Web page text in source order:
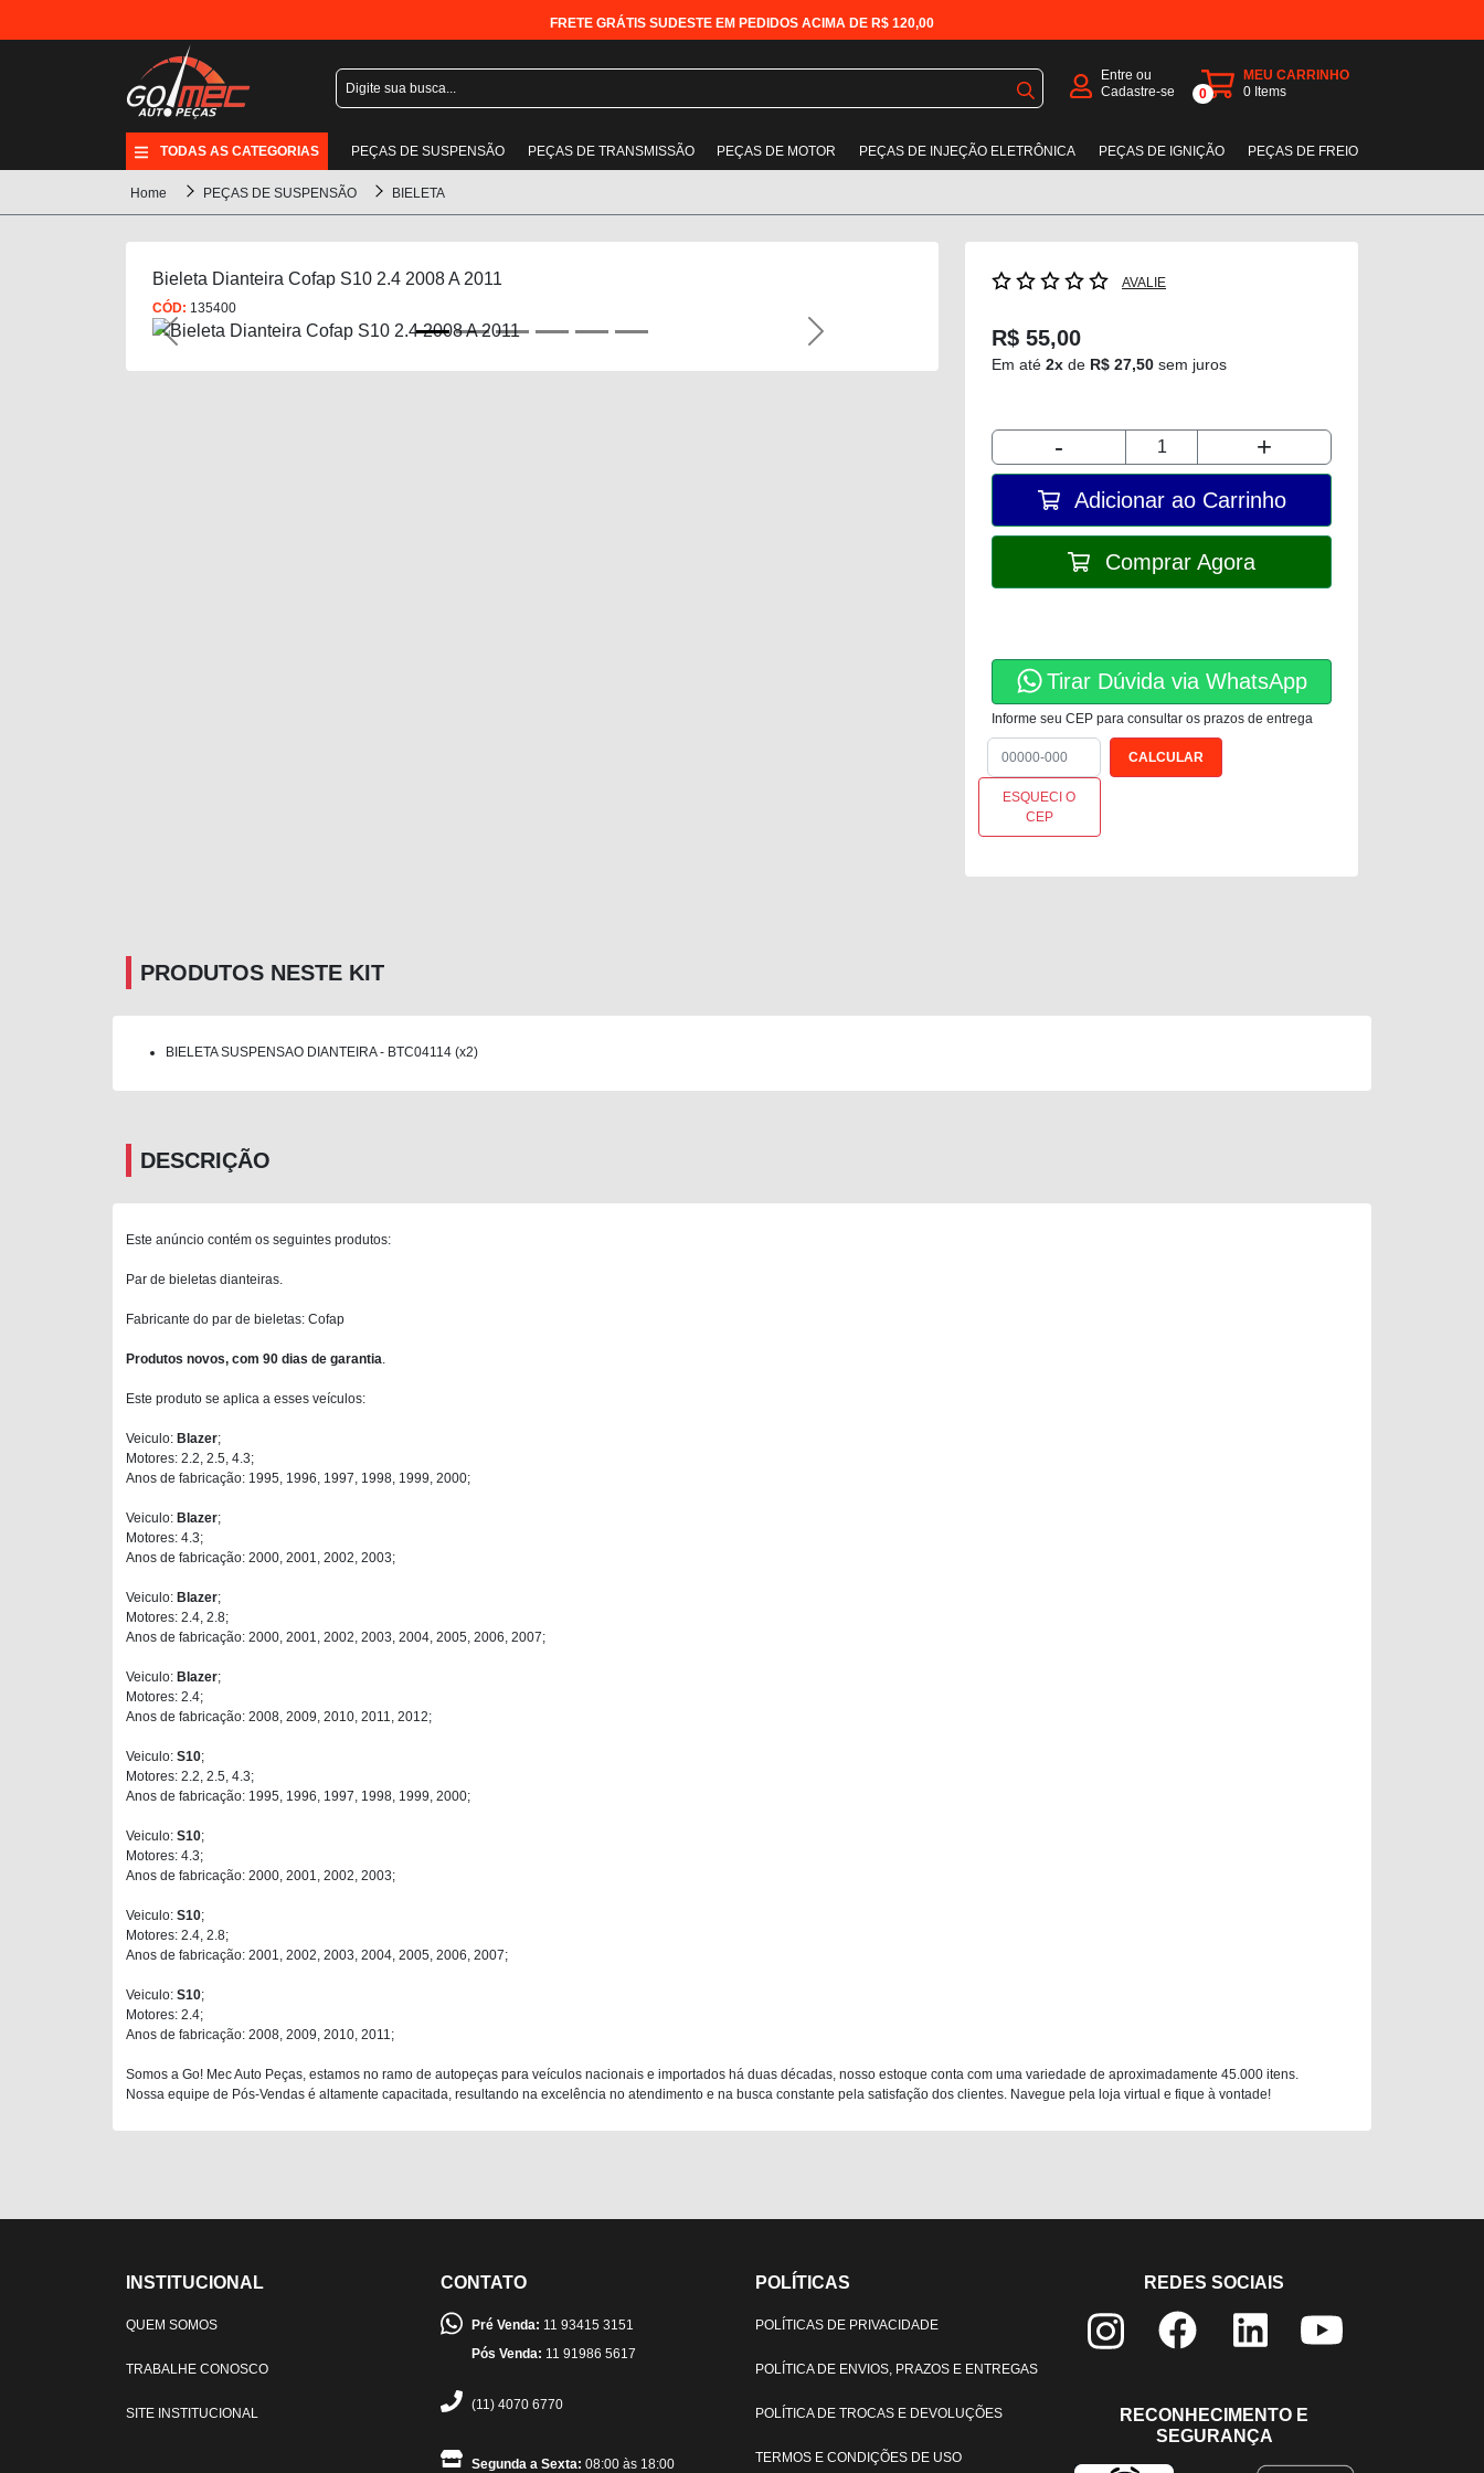
FRETE GRÁTIS SUDESTE EM PEDIDOS ACIMA DE R$ 120,00
Entre ou
Cadastre-se
0
MEU CARRINHO
0 Items
TODAS AS CATEGORIAS PEÇAS DE SUSPENSÃO PEÇAS DE TRANSMISSÃO PEÇAS DE MOTOR PEÇAS DE INJEÇÃO ELETRÔNICA PEÇAS DE IGNIÇÃO PEÇAS DE FREIO
Home PEÇAS DE SUSPENSÃO BIELETA
Bieleta Dianteira Cofap S10 2.4 2008 A 2011
CÓD: 135400
Previous Next
AVALIE
R$ 55,00
Em até 2x de R$ 27,50 sem juros
- +
Adicionar ao Carrinho
Comprar Agora
Tirar Dúvida via WhatsApp
Informe seu CEP para consultar os prazos de entrega
ESQUECI O
CEP
PRODUTOS NESTE KIT
BIELETA SUSPENSAO DIANTEIRA - BTC04114 (x2)
DESCRIÇÃO
Este anúncio contém os seguintes produtos:
Par de bieletas dianteiras.
Fabricante do par de bieletas: Cofap
Produtos novos, com 90 dias de garantia
Este produto se aplica a esses veículos:
Veiculo: Blazer;
Motores: 2.2, 2.5, 4.3;
Anos de fabricação: 1995, 1996, 1997, 1998, 1999, 2000;
Veiculo: Blazer;
Motores: 4.3;
Anos de fabricação: 2000, 2001, 2002, 2003;
Veiculo: Blazer;
Motores: 2.4, 2.8;
Anos de fabricação: 2000, 2001, 2002, 2003, 2004, 2005, 2006, 2007;
Veiculo: Blazer;
Motores: 2.4;
Anos de fabricação: 2008, 2009, 2010, 2011, 2012;
Veiculo: S10;
Motores: 2.2, 2.5, 4.3;
Anos de fabricação: 1995, 1996, 1997, 1998, 1999, 2000;
Veiculo: S10;
Motores: 4.3;
Anos de fabricação: 2000, 2001, 2002, 2003;
Veiculo: S10;
Motores: 2.4, 2.8;
Anos de fabricação: 2001, 2002, 2003, 2004, 2005, 2006, 2007;
Veiculo: S10;
Motores: 2.4;
Anos de fabricação: 2008, 2009, 2010, 2011;
Somos a Go! Mec Auto Peças, estamos no ramo de autopeças para veículos nacionais e importados há duas décadas, nosso estoque conta com uma variedade de aproximadamente 45.000 itens.
Nossa equipe de Pós-Vendas é altamente capacitada, resultando na excelência no atendimento e na busca constante pela satisfação dos clientes. Navegue pela loja virtual e fique à vontade!
INSTITUCIONAL
QUEM SOMOS
TRABALHE CONOSCO
SITE INSTITUCIONAL
CONTATO
Pré Venda: 11 93415 3151
Pós Venda: 11 91986 5617
(11) 4070 6770
Segunda a Sexta: 08:00 às 18:00
POLÍTICAS
POLÍTICAS DE PRIVACIDADE
POLÍTICA DE ENVIOS, PRAZOS E ENTREGAS
POLÍTICA DE TROCAS E DEVOLUÇÕES
TERMOS E CONDIÇÕES DE USO
REDES SOCIAIS
RECONHECIMENTO E
SEGURANÇA